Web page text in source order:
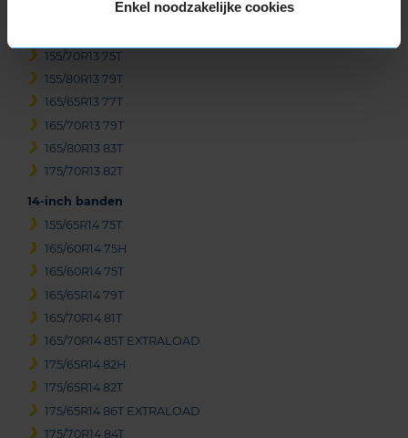
Enkel noodzakelijke cookies
145/80R13 79T EXTRALOAD
155/70R13 75T
155/80R13 79T
165/65R13 77T
165/70R13 79T
165/80R13 83T
175/70R13 82T
14-inch banden
155/65R14 75T
165/60R14 75H
165/60R14 75T
165/65R14 79T
165/70R14 81T
165/70R14 85T EXTRALOAD
175/65R14 82H
175/65R14 82T
175/65R14 86T EXTRALOAD
175/70R14 84T